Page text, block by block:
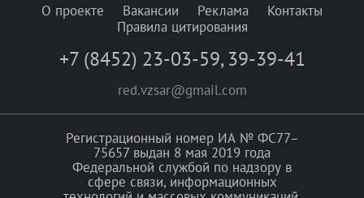
О проекте Вакансии Реклама
Контакты
Правила цитирования
+7 (8452) 23-03-59, 39-39-41
red.vzsar@gmail.com
Регистрационный номер ИА № ФС77–
75657 выдан 8 мая 2019 года
Федеральной службой по надзору в
сфере связи, информационных